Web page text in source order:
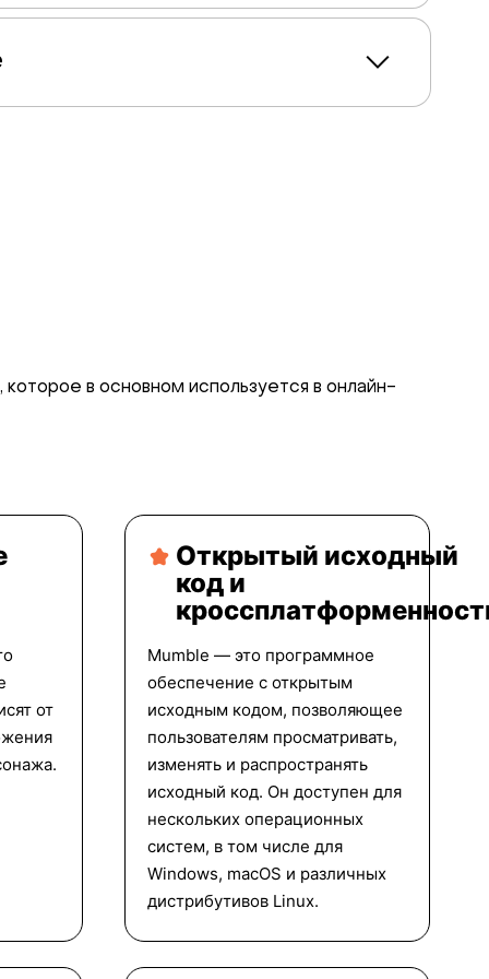
в основном используется в онлайн-
от
Открытый исходный
код и
Mumble — это программное
обеспечение с открытым
исходным кодом, позволяющее
пользователям просматривать,
изменять и распространять
исходный код. Он доступен для
нескольких операционных
систем, в том числе для
Windows, macOS и различных
дистрибутивов Linux.